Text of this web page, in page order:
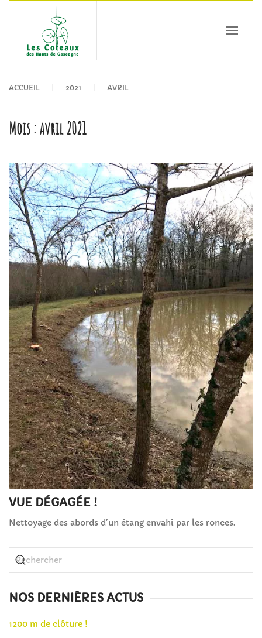
Passer au contenu principal
ACCUEIL 2021 AVRIL
Mois :avril 2021
VUE DÉGAGÉE !
Nettoyage des abords d’un étang envahi par les ronces.
NOS DERNIÈRES ACTUS
1200 m de clôture !